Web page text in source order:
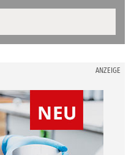
ANZEIGE